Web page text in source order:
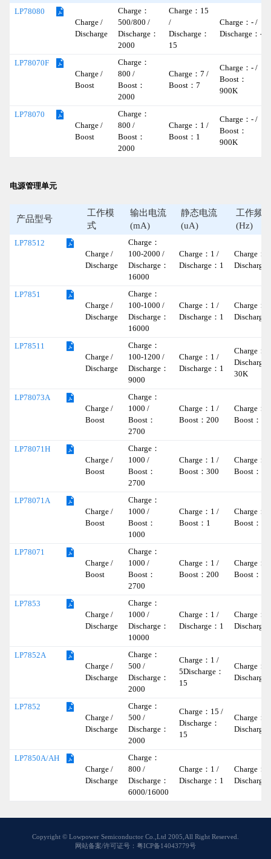
LP78080
Charge /
Discharge
Charge：
500/800 /
Discharge：
2000
Charge：15
/
Discharge：
15
Charge：- /
Discharge：-
LP78070F
Charge /
Boost
Charge：
800 /
Boost：
2000
Charge：7 /
Boost：7
Charge：- /
Boost：
900K
LP78070
Charge /
Boost
Charge：
800 /
Boost：
2000
Charge：1 /
Boost：1
Charge：- /
Boost：
900K
电源管理单元
产品型号
工作模
式
输出电流
(mA)
静态电流
(uA)
工作频
(Hz)
LP78512
Charge /
Discharge
Charge：
100-2000 /
Discharge：
16000
Charge：1 /
Discharge：1
Charge：-
Discharge
LP7851
Charge /
Discharge
Charge：
100-1000 /
Discharge：
16000
Charge：1 /
Discharge：1
Charge：-
Discharge
LP78511
Charge /
Discharge
Charge：
100-1200 /
Discharge：
9000
Charge：1 /
Discharge：1
Charge：-
Discharge
30K
LP78073A
Charge /
Boost
Charge：
1000 /
Boost：
2700
Charge：1 /
Boost：200
Charge：-
Boost：
LP78071H
Charge /
Boost
Charge：
1000 /
Boost：
2700
Charge：1 /
Boost：300
Charge：-
Boost：
LP78071A
Charge /
Boost
Charge：
1000 /
Boost：
1000
Charge：1 /
Boost：1
Charge：-
Boost：
LP78071
Charge /
Boost
Charge：
1000 /
Boost：
2700
Charge：1 /
Boost：200
Charge：-
Boost：
LP7853
Charge /
Discharge
Charge：
1000 /
Discharge：
10000
Charge：1 /
Discharge：1
Charge：-
Discharge
LP7852A
Charge /
Discharge
Charge：
500 /
Discharge：
2000
Charge：1 /
5Discharge：
15
Charge：-
Discharge
LP7852
Charge /
Discharge
Charge：
500 /
Discharge：
2000
Charge：15 /
Discharge：
15
Charge：-
Discharge
LP7850A/AH
Charge /
Discharge
Charge：
800 /
Discharge：
6000/16000
Charge：1 /
Discharge：1
Charge：-
Discharge
Copyright © Lowpower Semiconductor Co.,Ltd 2005,All Right Reserved.
网站备案/许可证号：粤ICP备14043779号